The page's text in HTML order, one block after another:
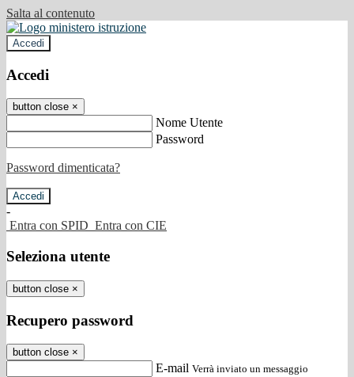
Salta al contenuto
Accedi
Accedi
button close ×
Nome Utente
Password
Password dimenticata?
-
Entra con SPID Entra con CIE
Seleziona utente
button close ×
Recupero password
button close ×
E-mail Verrà inviato un messaggio